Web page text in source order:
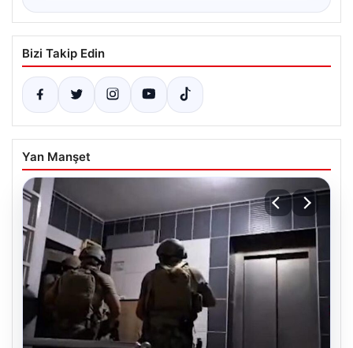
Bizi Takip Edin
Yan Manşet